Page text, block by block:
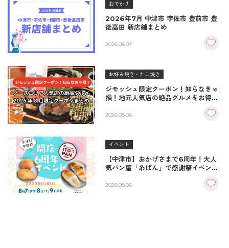
おでかけ
2026年7月 中津市 宇佐市 豊前市 豊
後高田 新店舗まとめ
2026.08.07
お好み焼き・たこ焼き
ジモッシュ限定クーポン！知らなきゃ
損！地元人気店の絶品グルメをお得に
2026.08.06
イベント
【中津市】おかげさまで6周年！大人
気パン屋「糸ぱん」で感謝祭イベント
♪（8/7〜8/9）
2026.08.06